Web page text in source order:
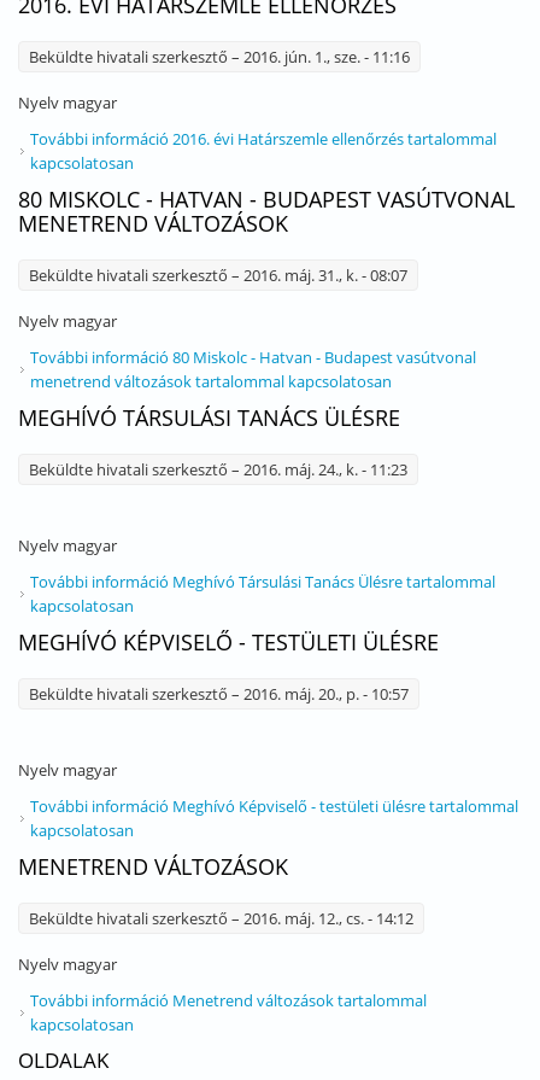
Beküldte hivatali szerkesztő – 2016. jún. 1., sze. - 11:16
Nyelv magyar
További információ 2016. évi Határszemle ellenőrzés tartalommal
kapcsolatosan
80 MISKOLC - HATVAN - BUDAPEST VASÚTVONAL
MENETREND VÁLTOZÁSOK
Beküldte hivatali szerkesztő – 2016. máj. 31., k. - 08:07
Nyelv magyar
További információ 80 Miskolc - Hatvan - Budapest vasútvonal
menetrend változások tartalommal kapcsolatosan
MEGHÍVÓ TÁRSULÁSI TANÁCS ÜLÉSRE
Beküldte hivatali szerkesztő – 2016. máj. 24., k. - 11:23
Nyelv magyar
További információ Meghívó Társulási Tanács Ülésre tartalommal
kapcsolatosan
MEGHÍVÓ KÉPVISELŐ - TESTÜLETI ÜLÉSRE
Beküldte hivatali szerkesztő – 2016. máj. 20., p. - 10:57
Nyelv magyar
További információ Meghívó Képviselő - testületi ülésre tartalommal
kapcsolatosan
MENETREND VÁLTOZÁSOK
Beküldte hivatali szerkesztő – 2016. máj. 12., cs. - 14:12
Nyelv magyar
További információ Menetrend változások tartalommal
kapcsolatosan
OLDALAK